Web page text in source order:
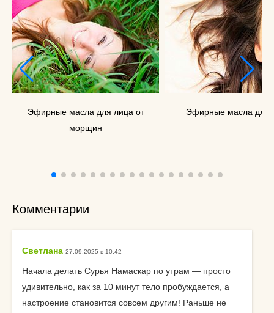
Эфирные масла для лица от
морщин
Эфирные масла для
Комментарии
Светлана 27.09.2025 в 10:42
Начала делать Сурья Намаскар по утрам — просто
удивительно, как за 10 минут тело пробуждается, а
настроение становится совсем другим! Раньше не